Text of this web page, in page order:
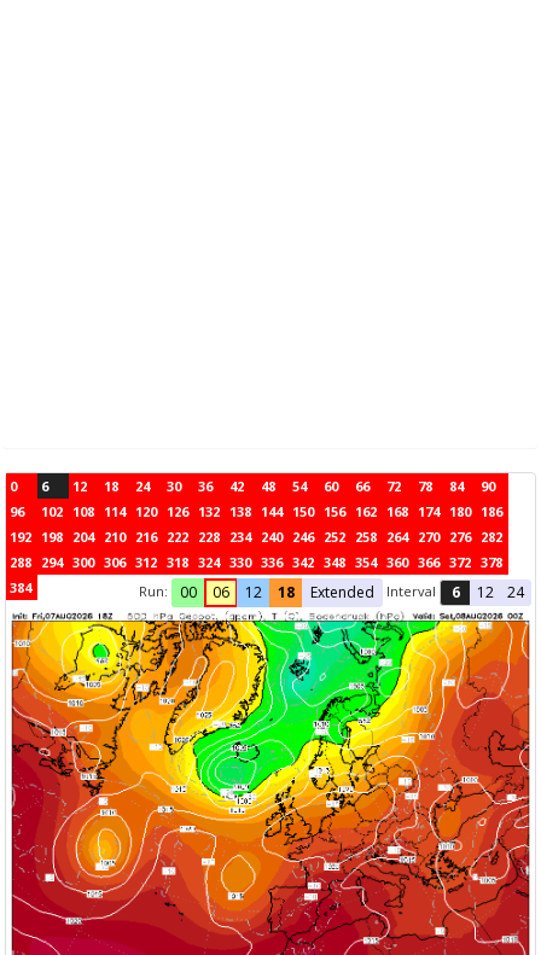
0 6 12 18 24 30 36 42 48 54 60 66 72 78 84
90
96
102 108 114 120 126 132 138 144 150 156 162 168 174 180 186
192 198 204 210 216 222 228 234 240 246 252 258 264 270 276 282
288 294 300 306 312 318 324 330 336 342 348 354 360 366 372 378
384
Run: 00 06 12 18 Extended Interval 6 12 24